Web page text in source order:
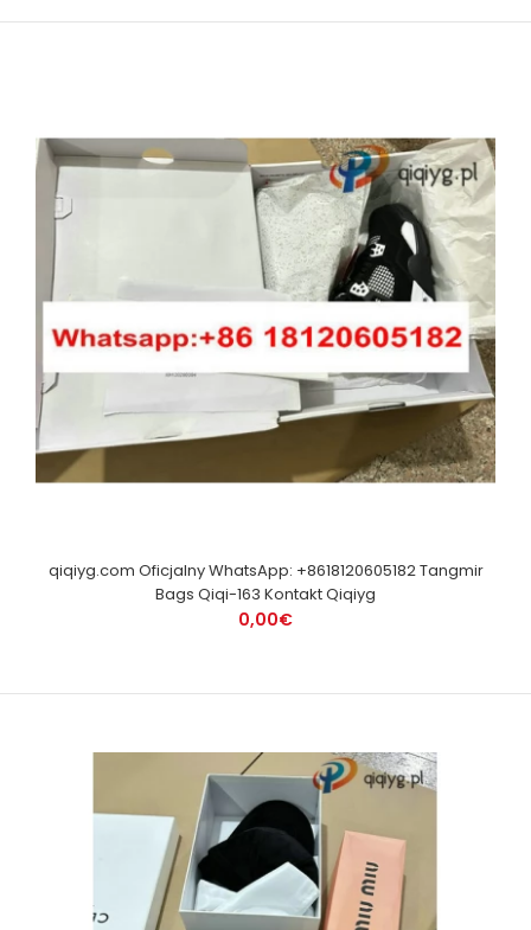
qiqiyg.com Oficjalny WhatsApp: +8618120605182 Tangmir
Bags Qiqi-163 Kontakt Qiqiyg
0,00€